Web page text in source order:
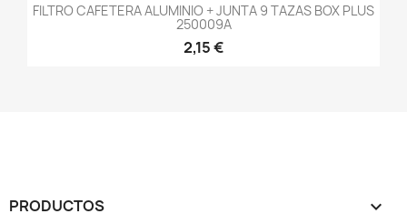
FILTRO CAFETERA ALUMINIO + JUNTA 9 TAZAS BOX PLUS
250009A
2,15 €
PRODUCTOS 